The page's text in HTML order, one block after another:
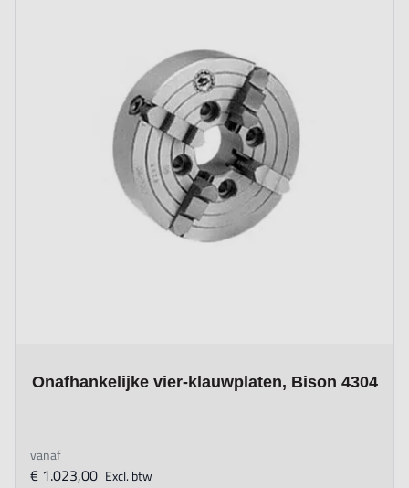
Onafhankelijke vier-klauwplaten, Bison 4304
The price depends on the options chosen on the product page
vanaf
€ 1.023,00 Excl. btw